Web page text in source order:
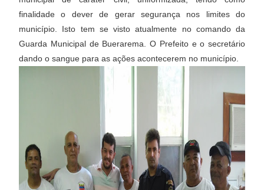
finalidade o dever de gerar segurança nos limites do
município. Isto tem se visto atualmente no comando da
Guarda Municipal de Buerarema. O Prefeito e o secretário
dando o sangue para as ações acontecerem no município.